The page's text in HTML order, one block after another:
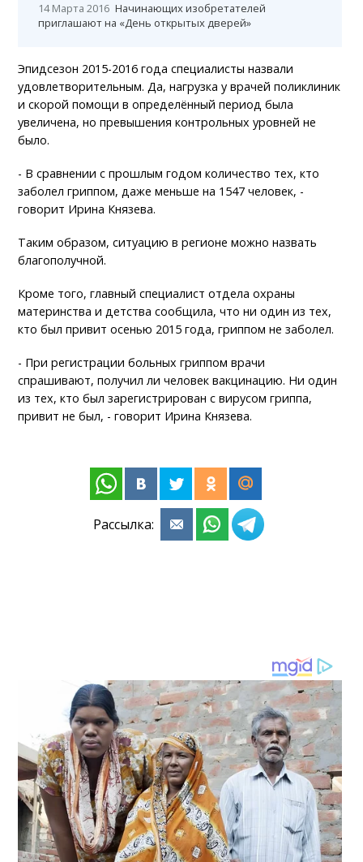
14 Марта 2016 Начинающих изобретателей
приглашают на «День открытых дверей»
Эпидсезон 2015-2016 года специалисты назвали
удовлетворительным. Да, нагрузка у врачей поликлиник
и скорой помощи в определённый период была
увеличена, но превышения контрольных уровней не
было.
- В сравнении с прошлым годом количество тех, кто
заболел гриппом, даже меньше на 1547 человек, -
говорит Ирина Князева.
Таким образом, ситуацию в регионе можно назвать
благополучной.
Кроме того, главный специалист отдела охраны
материнства и детства сообщила, что ни один из тех,
кто был привит осенью 2015 года, гриппом не заболел.
- При регистрации больных гриппом врачи
спрашивают, получил ли человек вакцинацию. Ни один
из тех, кто был зарегистрирован с вирусом гриппа,
привит не был, - говорит Ирина Князева.
Рассылка: